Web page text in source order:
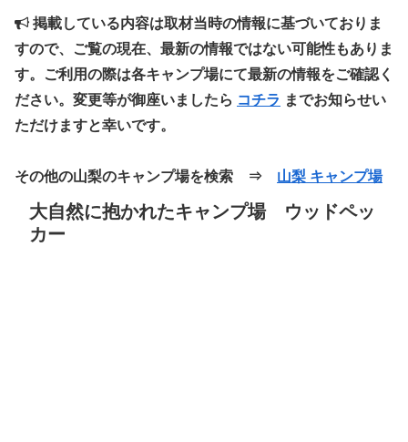
掲載している内容は取材当時の情報に基づいておりま
すので、ご覧の現在、最新の情報ではない可能性もありま
す。ご利用の際は各キャンプ場にて最新の情報をご確認く
ださい。変更等が御座いましたら コチラ までお知らせい
ただけますと幸いです。
その他の山梨のキャンプ場を検索 ⇒ 山梨 キャンプ場
大自然に抱かれたキャンプ場 ウッドペッ
カー